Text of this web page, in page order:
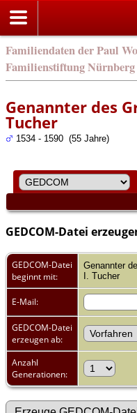
Familiendaten der Paul
Familienstiftung Nürnberg
Genannter des
Tucher
1534 - 1590 (55 Jahre)
GEDCOM-Datei
GEDCOM-Datei
beginnt mit:
Genannter
I. Tucher
E-Mail:
GEDCOM-Datei
erzeugen ab:
Anzahl
Generationen: